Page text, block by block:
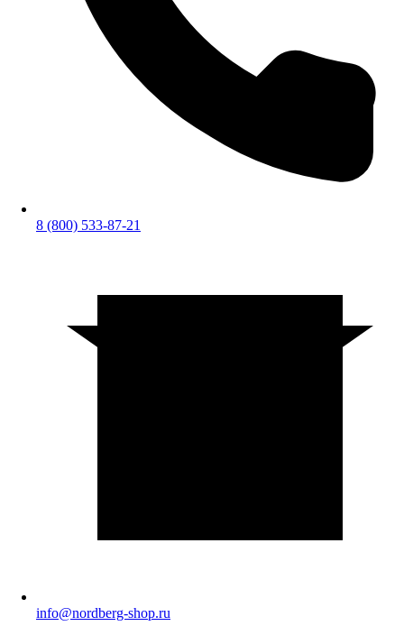
8 (800) 533-87-21
info@nordberg-shop.ru